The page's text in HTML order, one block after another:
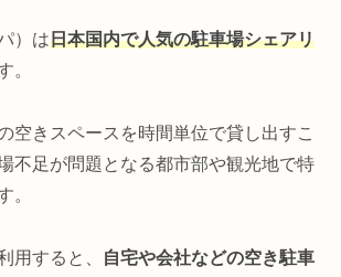
）は日本国内で人気の駐車場シェアリ
。
空きスペースを時間単位で貸し出すこ
不足が問題となる都市部や観光地で特
。
用すると、
自宅や会社などの空き駐車